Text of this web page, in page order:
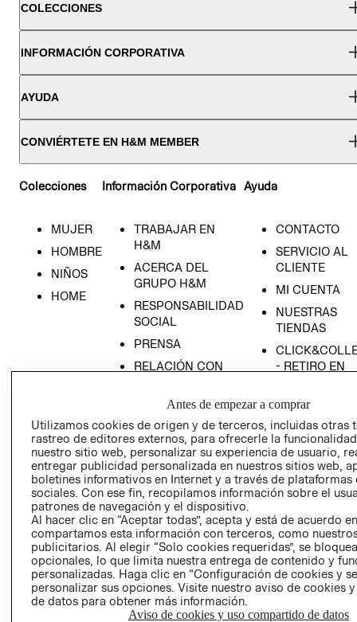
COLECCIONES
INFORMACIÓN CORPORATIVA
AYUDA
CONVIÉRTETE EN H&M MEMBER
Colecciones
MUJER
HOMBRE
NIÑOS
HOME
Información Corporativa
TRABAJAR EN
H&M
ACERCA DEL
GRUPO H&M
RESPONSABILIDAD
SOCIAL
PRENSA
RELACIÓN CON
POLÍTICA
EMPRESARIAL
Ayuda
CONTACTO
SERVICIO AL
CLIENTE
MI CUENTA
NUESTRAS
TIENDAS
- RETIRO EN
TÉRMINOS Y
CONDICIONES
AVISO DE
PRIVACIDAD
GIFT CARD
COOKIES
Antes de empezar a comprar
Utilizamos cookies de origen y de terceros, incluidas otras
rastreo de editores externos, para ofrecerle la
nuestro sitio web, personalizar su experiencia de usuario,
entregar publicidad personalizada en nuestros sitios web,
boletines informativos en Internet y a través de plataformas
sociales. Con ese fin, recopilamos información sobre el
patrones de navegación y el dispositivo.
Al hacer clic en “Aceptar todas”, acepta y está de acuerdo
compartamos esta información con terceros, como
publicitarios. Al elegir “Solo cookies requeridas”, se
opcionales, lo que limita nuestra entrega de contenido y
personalizadas. Haga clic en “Configuración de cookies y
personalizar sus opciones. Visite nuestro aviso de cookies
de datos para obtener más información.
Aviso de cookies y uso compartido de datos